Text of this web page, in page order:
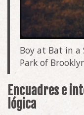
Boy at Bat in a
Park of
Encuadres e
lógica